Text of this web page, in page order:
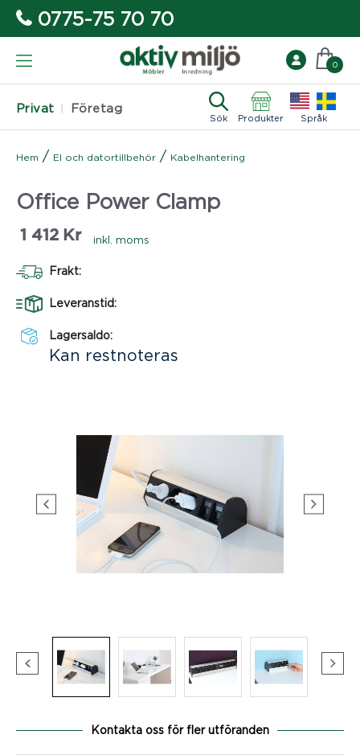
0775-75 70 70
Privat Företag
Sök Produkter Språk
0
Hem / El och datortillbehör / Kabelhantering
Office Power Clamp
1 412 Kr inkl. moms
Frakt:
Leveranstid:
Lagersaldo:
Kan restnoteras
Kontakta oss för fler utföranden